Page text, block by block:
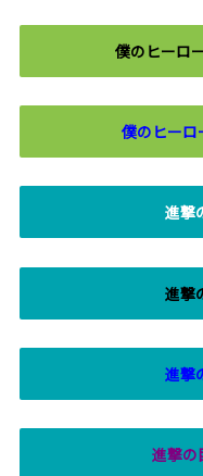
僕のヒーロ
僕のヒーロ
進撃
進撃
進撃
進撃